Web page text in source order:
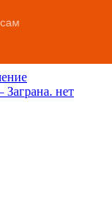
Заграна. нет